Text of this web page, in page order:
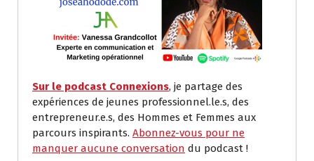
Sur le podcast Connexions, je partage des
expériences de jeunes professionnel.le.s, des
entrepreneur.e.s, des Hommes et Femmes aux
parcours inspirants. Abonnez-vous pour ne
manquer aucune conversation du podcast !